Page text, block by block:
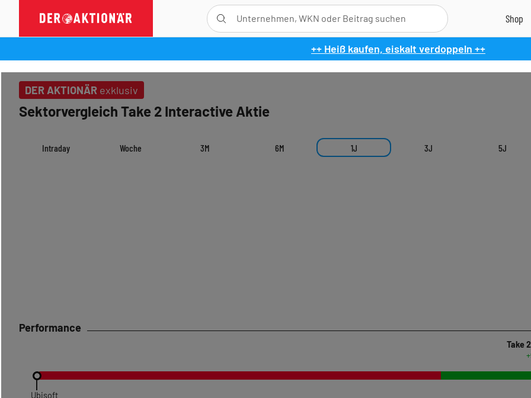
++ Heiß kaufen, eiskalt verdoppeln ++
DER AKTIONÄR exklusiv
Sektorvergleich Take 2 Interactive Aktie
Intraday Woche 3M 6M 1J 3J 5J
Performance
Ubisoft
Take